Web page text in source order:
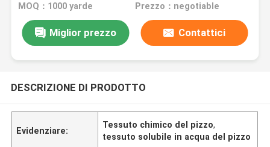
MOQ：1000 yarde Prezzo：negotiable
Miglior prezzo Contattici
DESCRIZIONE DI PRODOTTO
Evidenziare:
Tessuto chimico del pizzo,
tessuto solubile in acqua del pizzo